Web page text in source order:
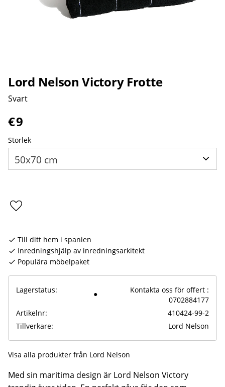
Lord Nelson Victory Frotte
Svart
€9
Storlek
Lägg till i favoriter
Till ditt hem i spanien
Inredningshjälp av inredningsarkitekt
Populära möbelpaket
Lagerstatus
Kontakta oss för offert :
0702884177
Artikelnr
410424-99-2
Tillverkare
Lord Nelson
Visa alla produkter från Lord Nelson
Med sin maritima design är Lord Nelson Victory